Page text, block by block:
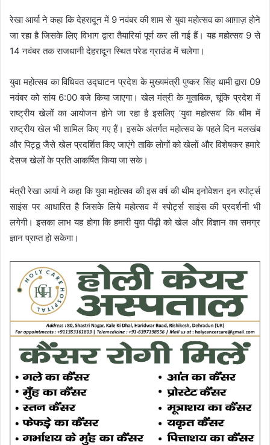
रेखा आर्या ने कहा कि देहरादून में 9 नवंबर की शाम से युवा महोत्सव का आग़ाज़ होने
जा रहा है जिसके लिए विभाग द्वारा तैयारियां पूर्ण कर ली गई हैं। यह महोत्सव 9 से
14 नवंबर तक राजधानी देहरादून स्थित परेड ग्राउंड में चलेगा।
युवा महोत्सव का विधिवत उद्घाटन प्रदेश के मुख्यमंत्री पुष्कर सिंह धामी द्वारा 09
नवंबर को सांय 6:00 बजे किया जाएगा। खेल मंत्री के मुताबिक, चूंकि प्रदेश में
राष्ट्रीय खेलों का आयोजन होने जा रहा है इसलिए ‘युवा महोत्सव’ कि थीम में
राष्ट्रीय खेल भी शामिल किए गए हैं। इसके अंतर्गत महोत्सव के पहले दिन मलखंब
और पिट्ठू जैसे खेल प्रदर्शित किए जाएंगे ताकि लोगों को खेलों और विशेषकर हमारे
देसज खेलों के प्रति आकर्षित किया जा सके।
मंत्री रेखा आर्या ने कहा कि युवा महोत्सव की इस वर्ष की थीम इनोवेशन इन स्पोर्ट्स
साइंस पर आधारित है जिसके लिये महोत्सव में स्पोर्ट्स साइंस की प्रदर्शनी भी
लगेगी। इसका लाभ यह होगा कि हमारी युवा पीढ़ी को खेल और विज्ञान का समग्र
ज्ञान प्राप्त हो सकेगा।